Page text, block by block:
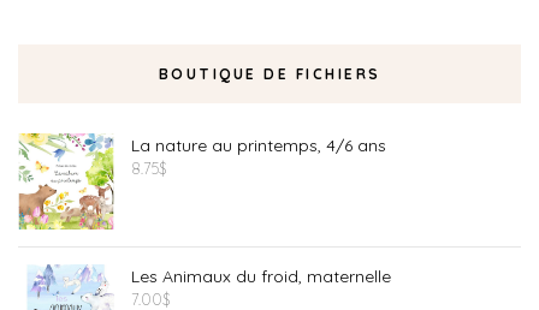
BOUTIQUE DE FICHIERS
La nature au printemps, 4/6 ans
8.75$
Les Animaux du froid, maternelle
7.00$